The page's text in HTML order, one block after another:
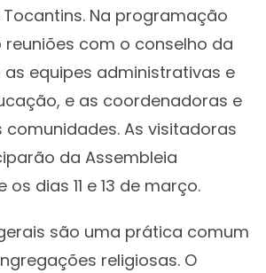
Tocantins. Na programação
com o conselho da
equipes administrativas e
e as coordenadoras e
As visitadoras
da Assembleia
os dias 11 e 13 de março.
são uma prática comum
religiosas. O